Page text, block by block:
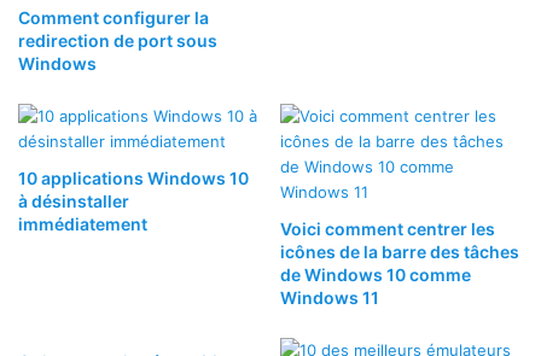
Comment configurer la
redirection de port sous
Windows
10 applications Windows 10
à désinstaller
immédiatement
Voici comment centrer les
icônes de la barre des tâches
de Windows 10 comme
Windows 11